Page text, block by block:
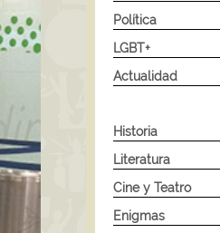
Política
LGBT+
Actualidad
Historia
Literatura
Cine y Teatro
Enigmas